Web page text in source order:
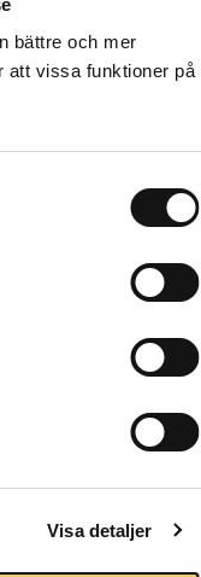
bättre och mer
att vissa funktioner på
Visa detaljer